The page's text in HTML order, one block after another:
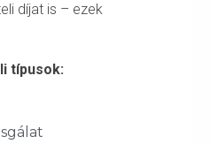
díjat is – ezek
típusok: